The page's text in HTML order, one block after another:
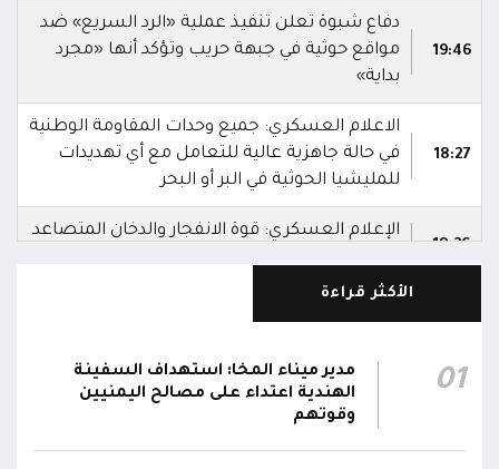
19:46
دفاع شبوة تعلن تنفيذ عملية «الرد السريع» ضد
مواقع حوثية في جبهة حريب وتؤكد أنها «مجرد
بداية»
18:27
الاعلام العسكري: جميع وحدات المقاومة الوطنية
في حالة جاهزية عالية للتعامل مع أي تهديدات
للمليشيا الحوثية في البر أو البحر
18:26
الإعلام العسكري: قوة الانفجار والدخان المتصاعد
المحظورة المقابلة لمحطة كهرباء المخا قبل أن
تتعامل معه بالسلاح المناسب وتدمره
الأكثر قراءة
01
مدير ميناء المخا: استهداف السفينة
الهندية اعتداء على مصالح اليمنيين
وقوتهم